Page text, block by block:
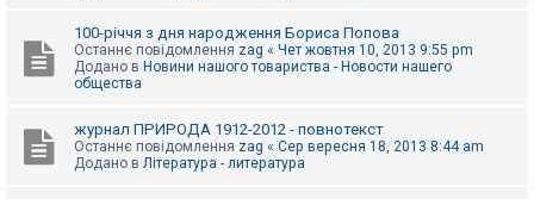
и
е
100-річчя з дня народження Бориса Попова
Останнє повідомлення zag « Чет жовтня 10, 2013 9:55 pm
Додано в Новини нашого товариства - Новости нашего
общества
журнал ПРИРОДА 1912-2012 - повнотекст
Останнє повідомлення zag « Сер вересня 18, 2013 8:44 am
Додано в Література - литература